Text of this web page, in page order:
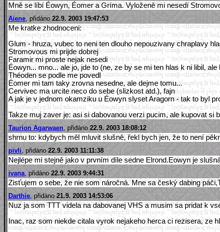
Mně se líbí Éowyn, Éomer a Gríma. Vyloženě mi nesedí
Aiene , přidáno 22.9. 2003 19:47:53
Me kratke zhodnoceni:
Glum - hruza, vubec to neni ten dlouho nepouzivany chraplavy
Stromovous mi prijde dobrej
Faramir mi proste nejak nesedi
Éowyn... mno... ale jo, jde to (ne, ze by se mi ten hlas k ni libil,
Théoden se podle me povedl
Éomer mi tam taky zrovna nesedne, ale dejme tomu...
Cervivec ma urcite neco do sebe (slizkost atd.), fajn
A jak je v jednom okamziku u Éowyn slyset Aragorn - tak to byl
Takze muj zaver je: asi si dabovanou verzi pucim, ale kupovat si
Taurion Agarwaen , přidáno 22.9. 2003 18:08:12
shrnu to: kdybych měl mluvit slušně, řekl bych jen, že to není
pivli , přidáno 22.9. 2003 11:11:38
Nejlépe mi stejně jako v prvním díle sedne Elrond.Eowyn je
ivana , přidáno 22.9. 2003 9:44:31
Zisťujem o sebe, že nie som náročná. Mne sa český dabing
Darthie , přidáno 21.9. 2003 14:53:06
Nuz ja som TTT videla na dabovanej VHS a musim sa pridat k
Inac, raz som niekde citala vyrok nejakeho herca ci rezisera, ze